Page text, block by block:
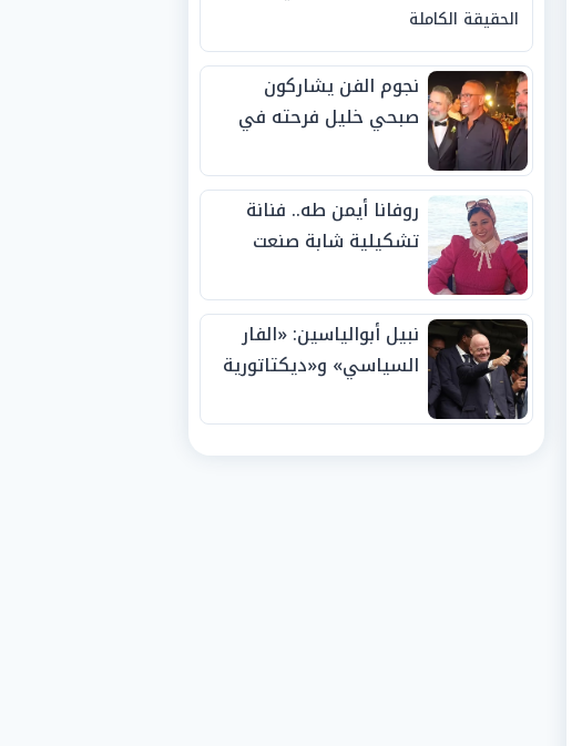
الحقيقة الكاملة
نجوم الفن يشاركون
صبحي خليل فرحته في
روفانا أيمن طه.. فنانة
تشكيلية شابة صنعت
الجوائز منذ الصغر
نبيل أبوالياسين: «الفار
السياسي» و«ديكتاتورية
الفيفا».. وإقالة